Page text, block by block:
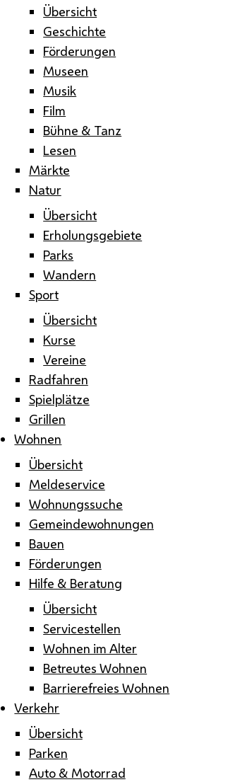
Übersicht
Geschichte
Förderungen
Museen
Musik
Film
Bühne & Tanz
Lesen
Märkte
Natur
Übersicht
Erholungsgebiete
Parks
Wandern
Sport
Übersicht
Kurse
Vereine
Radfahren
Spielplätze
Grillen
Wohnen
Übersicht
Meldeservice
Wohnungssuche
Gemeindewohnungen
Bauen
Förderungen
Hilfe & Beratung
Übersicht
Servicestellen
Wohnen im Alter
Betreutes Wohnen
Barrierefreies Wohnen
Verkehr
Übersicht
Parken
Auto & Motorrad